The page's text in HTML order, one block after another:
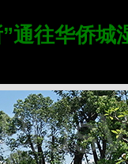
通往华侨城